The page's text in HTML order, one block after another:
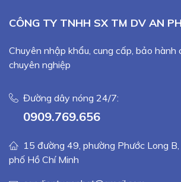
CÔNG TY TNHH SX TM DV AN
Chuyên nhập khẩu, cung cấp, bảo hành
chuyên nghiệp
Đường dây nóng 24/7:
0909.769.656
15 đường 49, phường Phước Long
phố Hồ Chí Minh